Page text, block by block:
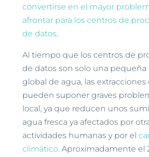
convertirse en el mayor
afrontar para los centros de
de datos.
Al tiempo que los centros de
de datos son solo una pequeña
global de agua, las extracciones
pueden suponer graves
local, ya que reducen unos
agua fresca ya afectados por
actividades humanas y por el
climático. Aproximadamente el